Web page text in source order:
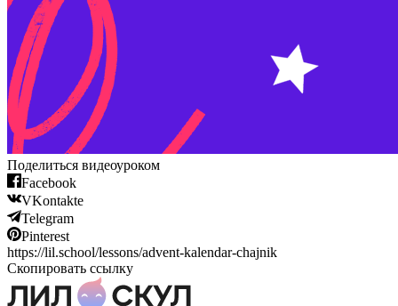
Поделиться видеоуроком
Facebook
VKontakte
Telegram
Pinterest
https://lil.school/lessons/advent-kalendar-chajnik
Скопировать ссылку